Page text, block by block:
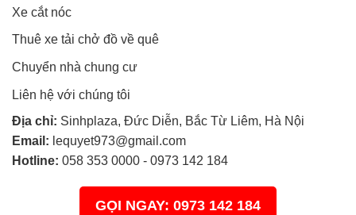
Xe cắt nóc
Thuê xe tải chở đồ về quê
Chuyển nhà chung cư
Liên hệ với chúng tôi
Địa chỉ: Sinhplaza, Đức Diễn, Bắc Từ Liêm, Hà Nội
Email: lequyet973@gmail.com
Hotline: 058 353 0000 - 0973 142 184
GỌI NGAY: 0973 142 184